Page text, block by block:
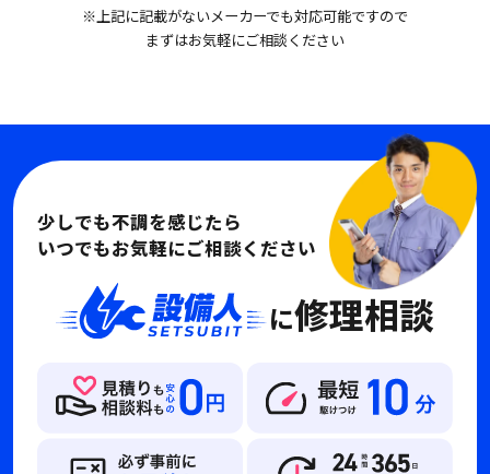
※上記に記載がないメーカーでも対応可能ですので
まずはお気軽にご相談ください
少しでも不調を感じたら
いつでもお気軽にご相談ください
に修理相談